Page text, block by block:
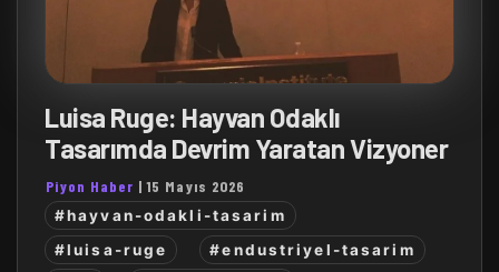
Luisa Ruge: Hayvan Odaklı
Tasarımda Devrim Yaratan Vizyoner
Piyon Haber |15 Mayıs 2026
#hayvan-odakli-tasarim
#luisa-ruge
#endustriyel-tasarim